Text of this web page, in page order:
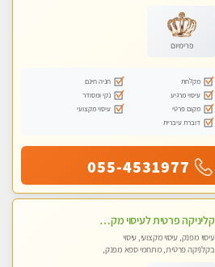
פרימיום
מקלחת
חניה חינם
עיסוי מרגיע
נקי ומסודר
מקום פרטי
עיסוי מקצועי
דוברת עיברית
055-4531977
קליניקה פרטית לעיסוי מקצועי ואלטרנטיבי ברמה גבוהה VIP תתקשר ..... highly recommended..new in the city
עיסוי מפנק, עיסוי מקצועי, עיסוי
בקלניקה פרטית, מתחמי ספא מפנק,